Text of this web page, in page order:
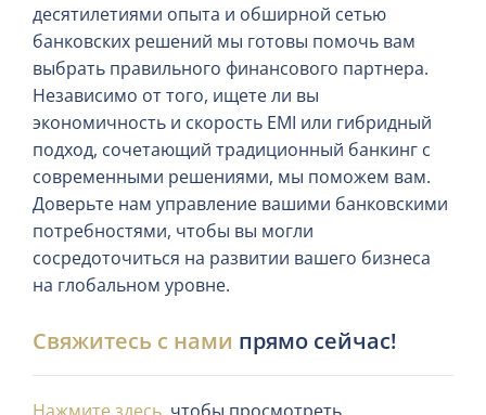
десятилетиями опыта и обширной сетью
банковских решений мы готовы помочь вам
выбрать правильного финансового партнера.
Независимо от того, ищете ли вы
экономичность и скорость EMI или гибридный
подход, сочетающий традиционный банкинг с
современными решениями, мы поможем вам.
Доверьте нам управление вашими банковскими
потребностями, чтобы вы могли
сосредоточиться на развитии вашего бизнеса
на глобальном уровне.
Свяжитесь с нами прямо сейчас!